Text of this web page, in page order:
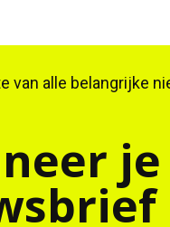
van alle belangrijke